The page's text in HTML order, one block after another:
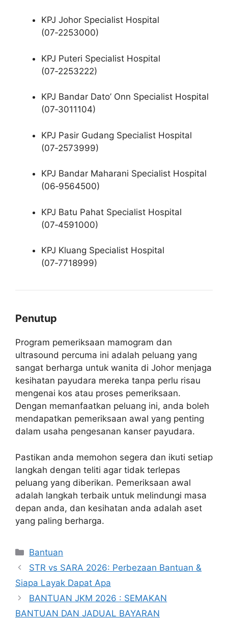
KPJ Johor Specialist Hospital
(07‑2253000)
KPJ Puteri Specialist Hospital
(07‑2253222)
KPJ Bandar Dato’ Onn Specialist Hospital
(07‑3011104)
KPJ Pasir Gudang Specialist Hospital
(07‑2573999)
KPJ Bandar Maharani Specialist Hospital
(06‑9564500)
KPJ Batu Pahat Specialist Hospital
(07‑4591000)
KPJ Kluang Specialist Hospital
(07‑7718999)
Penutup
Program pemeriksaan mamogram dan
ultrasound percuma ini adalah peluang yang
sangat berharga untuk wanita di Johor menjaga
kesihatan payudara mereka tanpa perlu risau
mengenai kos atau proses pemeriksaan.
Dengan memanfaatkan peluang ini, anda boleh
mendapatkan pemeriksaan awal yang penting
dalam usaha pengesanan kanser payudara.
Pastikan anda memohon segera dan ikuti setiap
langkah dengan teliti agar tidak terlepas
peluang yang diberikan. Pemeriksaan awal
adalah langkah terbaik untuk melindungi masa
depan anda, dan kesihatan anda adalah aset
yang paling berharga.
Categories
Bantuan
STR vs SARA 2026: Perbezaan Bantuan &
Siapa Layak Dapat Apa
BANTUAN JKM 2026 : SEMAKAN
BANTUAN DAN JADUAL BAYARAN